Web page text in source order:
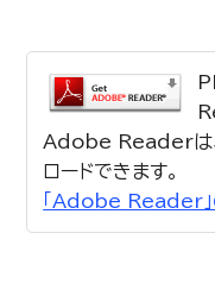
Adobe Readerは、
ロードできます。
「Adobe Reader」